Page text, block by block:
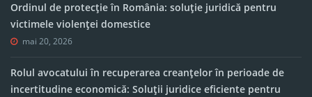
Ordinul de protecție în România: soluție juridică pentru
victimele violenței domestice
mai 20, 2026
Rolul avocatului în recuperarea creanțelor în perioade de
incertitudine economică: Soluții juridice eficiente pentru